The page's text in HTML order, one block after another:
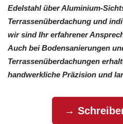
Edelstahl über Aluminium-
Terrassenüberdachung und
wir sind Ihr erfahrener
Auch bei Bodensanierungen
Terrassenüberdachungen
handwerkliche Präzision und
→